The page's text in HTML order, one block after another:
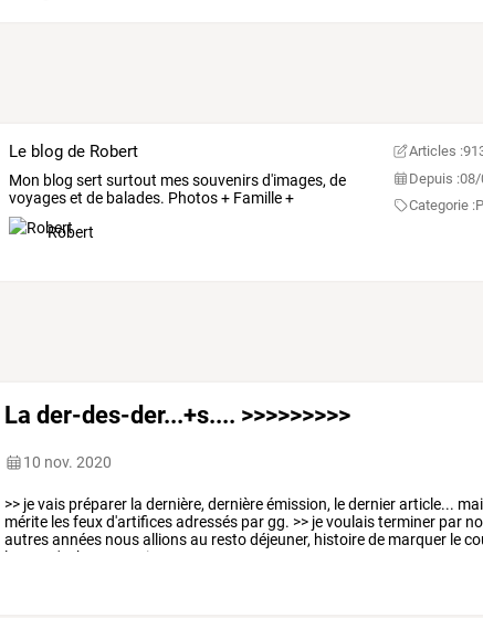
Le blog de Robert
Mon blog sert surtout messouvenirsd'images,de
voyageset debalades. Photos+Famille+
Humour
Robert
Articles :
Depuis :08/
Categorie :
La der-des-der...+s.... >>>>>>>>>
10 nov. 2020
>> jevais préparer la dernière, dernièreémission, ledernierarticle...
mérite lesfeuxd'artificesadressés pargg. >> jevoulaisterminer par
autresannées nousallionsau restodéjeuner, histoirede marquer le
le
s'acharne. mais